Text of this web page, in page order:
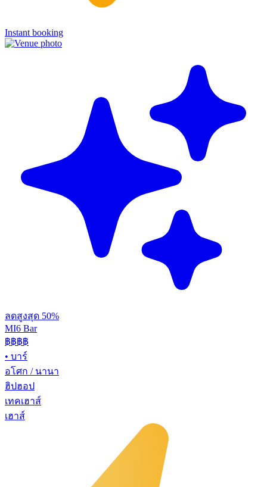
Instant booking
ลดสูงสุด 50%
MI6 Bar
฿฿฿฿
• บาร์
อโศก / นานา
ฮิปฮอป
เทคเฮาส์
เฮาส์